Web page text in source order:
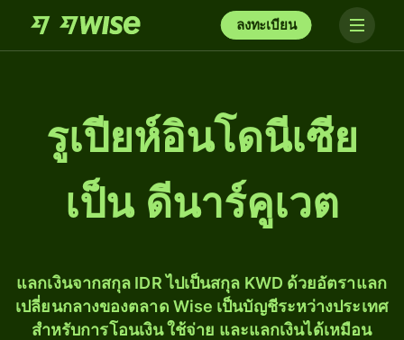
ลงทะเบียน
รูเปียห์อินโดนีเซีย
เป็น ดีนาร์คูเวต
แลกเงินจากสกุล IDR ไปเป็นสกุล KWD ด้วยอัตราแลก
เปลี่ยนกลางของตลาด Wise เป็นบัญชีระหว่างประเทศ
สำหรับการโอนเงิน ใช้จ่าย และแลกเงินได้เหมือน